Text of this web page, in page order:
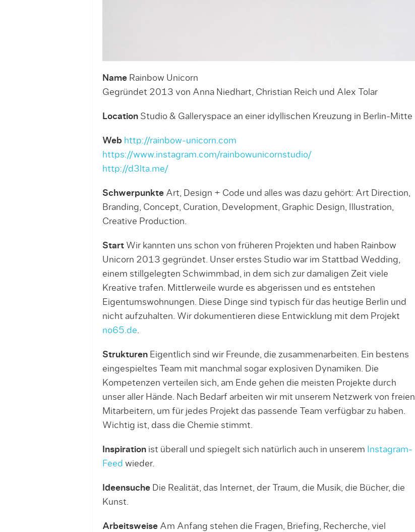
NameRainbow Unicorn
Gegründet 2013 von Anna Niedhart, Christian Reich und Alex Tolar
LocationStudio & Galleryspace an einer idyllischen Kreuzung in Berlin-Mitte
Web http://rainbow-unicorn.com
https://www.instagram.com/rainbowunicornstudio/
http://d3lta.me/
SchwerpunkteArt, Design + Code und alles was dazu gehört: Art Direction,
Branding, Concept, Curation, Development, Graphic Design, Illustration,
Creative Production.
StartWir kannten uns schon von früheren Projekten und haben Rainbow
Unicorn 2013 gegründet. Unser erstes Studio war im Stattbad Wedding,
einem stillgelegten Schwimmbad, in dem sich zur damaligen Zeit viele
Kreative trafen. Mittlerweile wurde es abgerissen und es entstehen
Eigentumswohnungen. Diese Dinge sind typisch für das heutige Berlin und
nicht aufzuhalten. Wir dokumentieren diese Entwicklung mit dem Projekt
no65.de.
StrukturenEigentlich sind wir Freunde, die zusammenarbeiten. Ein bestens
eingespieltes Team mit manchmal sogar explosiven Dynamiken. Die
Kompetenzen verteilen sich, am Ende gehen die meisten Projekte durch
unser aller Hände. Nach Bedarf arbeiten wir mit unserem Netzwerk von freien
Mitarbeitern, um für jedes Projekt das passende Team verfügbar zu haben.
Wichtig ist, dass die Chemie stimmt.
Inspirationist überall und spiegelt sich natürlich auch in unserem
Instagram-
Feed wieder.
IdeensucheDie Realität, das Internet, der Traum, die Musik, die Bücher, die
Kunst.
ArbeitsweiseAm Anfang stehen die Fragen, Briefing, Recherche, viel